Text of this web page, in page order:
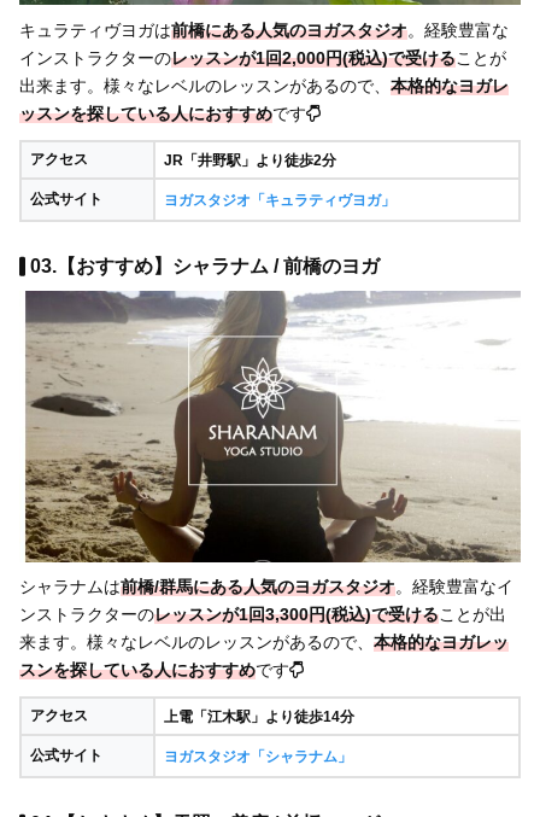
キュラティヴヨガは前橋にある人気のヨガスタジオ。経験豊富な
インストラクターのレッスンが1回2,000円(税込)で受けることが
出来ます。様々なレベルのレッスンがあるので、 本格的なヨガレ
ッスンを探している人におすすめです
アクセス JR「井野駅」より徒歩2分
公式サイト ヨガスタジオ「キュラティヴヨガ」
03.【おすすめ】シャラナム / 前橋のヨガ
シャラナムは前橋/群馬にある人気のヨガスタジオ。経験豊富なイ
ンストラクターのレッスンが1回3,300円(税込)で受けることが出
来ます。様々なレベルのレッスンがあるので、 本格的なヨガレッ
スンを探している人におすすめです
アクセス 上電「江木駅」より徒歩14分
公式サイト ヨガスタジオ「シャラナム」